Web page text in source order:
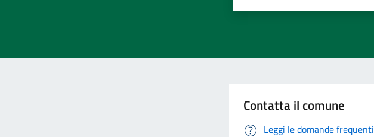
Contatta il comune
Leggi le domande frequenti